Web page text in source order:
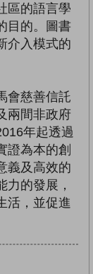
區的語言學
目的。圖書
介入模式的
會慈善信託
兩間非政府
年起透過
證為本的創
義及高效的
的發展，
活，並促進